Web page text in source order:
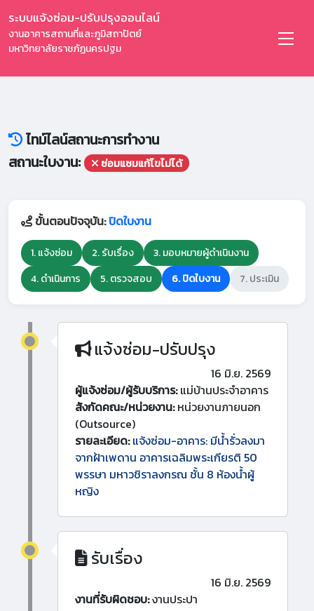
ระบบแจ้งซ่อม-ปรับปรุงออนไลน์
งานอาคารสถานที่และภูมิสถาปัตย์
มหาวิทยาลัยราชภัฏนครปฐม
ไทม์ไลน์สถานะการทำงาน
สถานะใบงาน:
ซ่อมแซมแก้ไขไม่ได้
ขั้นตอนปัจจุบัน:ปิดใบงาน
1. แจ้งซ่อม 2. รับเรื่อง
3. มอบหมายผู้ดำเนินงาน
4. ดำเนินการ
5. ตรวจสอบ 6. ปิดใบงาน 7. ประเมิน
แจ้งซ่อม-ปรับปรุง
16 มิ.ย. 2569
ผู้แจ้งซ่อม/ผู้รับบริการ:แม่บ้านประจำอาคาร
สังกัดคณะ/หน่วยงาน:หน่วยงานภายนอก
(Outsource)
รายละเอียด: แจ้งซ่อม-อาคาร: มีน้ำรั่วลงมา
จากฝ้าเพดาน อาคารเฉลิมพระเกียรติ 50
พรรษา มหาวชิราลงกรณ ชั้น 8 ห้องน้ำผู้
หญิง
รับเรื่อง
16 มิ.ย. 2569
งานที่รับผิดชอบ:งานประปา